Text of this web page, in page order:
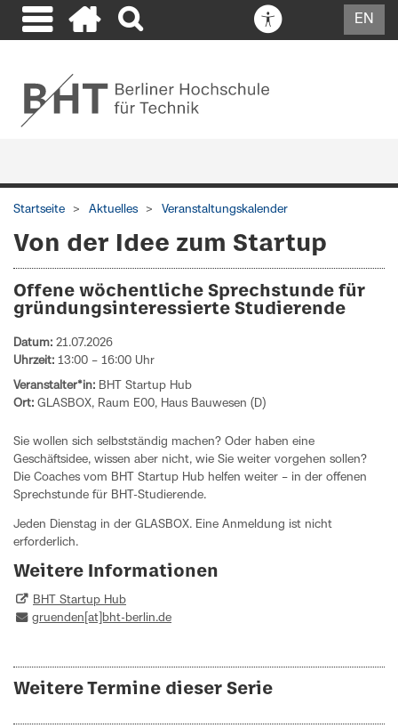
EN
Startseite Aktuelles Veranstaltungskalender
Von der Idee zum Startup
Offene wöchentliche Sprechstunde für
gründungsinteressierte Studierende
Datum: 21.07.2026
Uhrzeit: 13:00 – 16:00 Uhr
Veranstalter*in: BHT Startup Hub
Ort: GLASBOX, Raum E00, Haus Bauwesen (D)
Sie wollen sich selbstständig machen? Oder haben eine
Geschäftsidee, wissen aber nicht, wie Sie weiter vorgehen sollen?
Die Coaches vom BHT Startup Hub helfen weiter – in der offenen
Sprechstunde für BHT-Studierende.
Jeden Dienstag in der GLASBOX. Eine Anmeldung ist nicht
erforderlich.
Weitere Informationen
BHT Startup Hub
gruenden[at]bht-berlin.de
Weitere Termine dieser Serie